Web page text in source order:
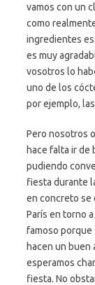
vamos con un
como
ingredientes
es muy
vosotros lo
uno de los
por ejemplo,
Pero nosotros
hace falta ir de
pudiendo
fiesta durante
en concreto se
París en torno
famoso porque
hacen un buen
esperamos
fiesta. No